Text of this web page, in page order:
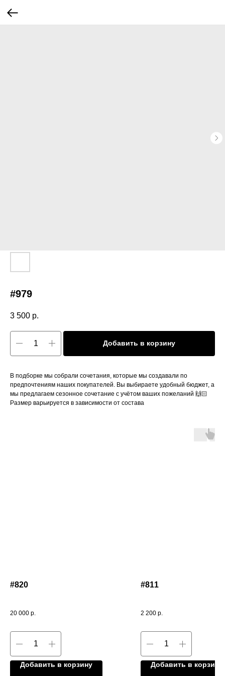
#979
3 500 р.
Добавить в корзину
В подборке мы собрали сочетания, которые мы создавали по
предпочтениям наших покупателей. Вы выбираете удобный бюджет, а
мы предлагаем сезонное сочетание с учётом ваших пожеланий 🙌🏻
Размер варьируется в зависимости от состава
#820
20 000 р.
Добавить в корзину
#811
2 200 р.
Добавить в корзину